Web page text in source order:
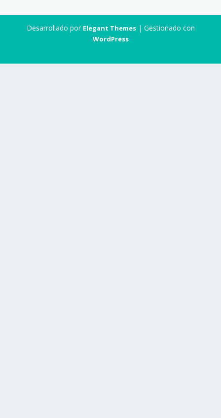
Desarrollado por Elegant Themes| Gestionado con
WordPress